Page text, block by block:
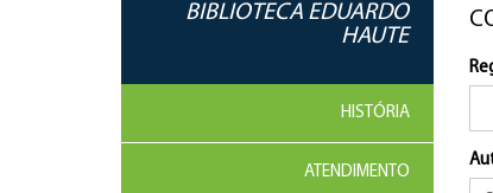
BIBLIOTECA EDUARDO
HAUTE
HISTÓRIA
ATENDIMENTO